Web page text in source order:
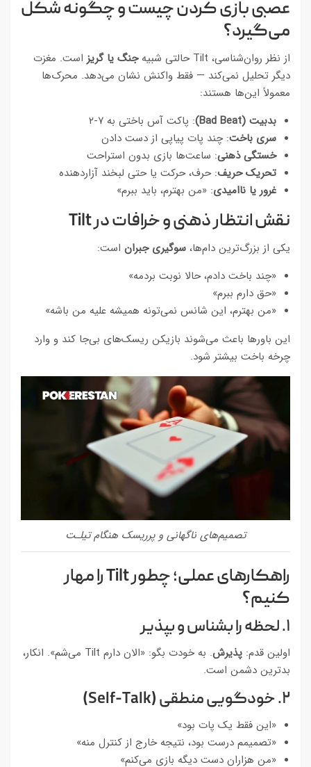
عصبی بازی کردن چیست و چگونه شکل
می‌گیرد؟
از نظر روان‌شناسی، Tilt حالتی شبیه جنگ یا گریز است. مغزت
دیگر تحلیل نمی‌کند — فقط واکنش نشان می‌دهد. محرک‌ها
معمولاً این‌ها هستند:
بدبیت (Bad Beat)
: پاکت آس باختی به ۷-۲
سری باخت: چند پات پیاپی از دست دادن
خستگی ذهنی: ساعت‌ها بازی بدون استراحت
تحریک حریف: حرف، حرکت یا حتی لبخند آزاردهنده
غرور یا ناامیدی: «من بهترم، باید ببرم»
نقش انتظار ذهنی و خرافات در Tilt
یکی از بزرگ‌ترین دام‌ها، سوگیری جبران است:
«چند باخت دادم، حالا نوبت بردمه»
«حق دارم ببرم»
«من بهترم، این شانس نمی‌تونه همیشه علیه من باشه»
این باورها باعث می‌شوند بازیکن ریسک‌های بی‌جا کند و وارد
چرخه باخت بیشتر شود.
تصمیم‌های ناگهانی و پرریسک هنگام تیلـت
راهکارهای عملی؛ چطور Tilt را مهار
کنیم؟
۱. لحظه را بشناس و بپذیر
اولین قدم: پذیرش
. به خودت بگو: «الان دارم Tilt می‌شم». انکار،
بدترین دشمن است.
۲. خودگویی منطقی (Self-Talk)
«این فقط یک پات بود»
«تصمیمم درست بود، نتیجه خارج از کنترل منه»
«من هزاران دست دیگه بازی می‌کنم»